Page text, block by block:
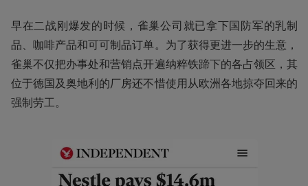
早在二战刚爆发的时候，雀巢公司就已拿下国防军的乳制
品、咖啡产品和可可制品订单。为了获得更进一步的生意，
雀巢不仅把办事处和营销点开遍纳粹铁蹄下的各占领区，其
位于德国及奥地利的厂房还不惜使用从欧洲各地掠夺回来的
强制劳工。